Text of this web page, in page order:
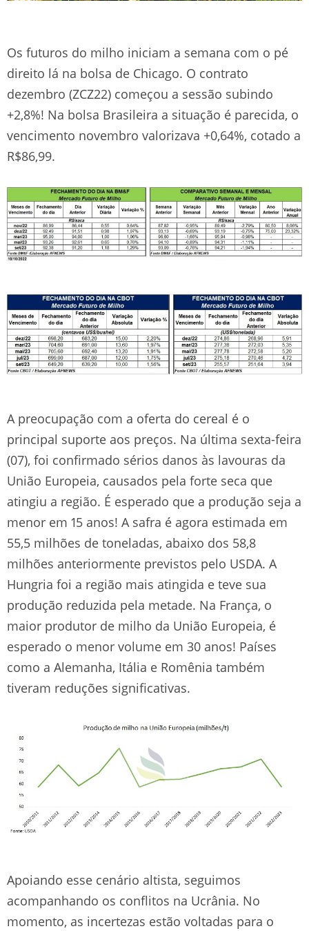
Os futuros do milho iniciam a semana com o pé
direito lá na bolsa de Chicago. O contrato
dezembro (ZCZ22) começou a sessão subindo
+2,8%! Na bolsa Brasileira a situação é parecida, o
vencimento novembro valorizava +0,64%, cotado a
R$86,99.
A preocupação com a oferta do cereal é o
principal suporte aos preços. Na última sexta-feira
(07), foi confirmado sérios danos às lavouras da
União Europeia, causados pela forte seca que
atingiu a região. É esperado que a produção seja a
menor em 15 anos! A safra é agora estimada em
55,5 milhões de toneladas, abaixo dos 58,8
milhões anteriormente previstos pelo USDA. A
Hungria foi a região mais atingida e teve sua
produção reduzida pela metade. Na França, o
maior produtor de milho da União Europeia, é
esperado o menor volume em 30 anos! Países
como a Alemanha, Itália e Romênia também
tiveram reduções significativas.
Apoiando esse cenário altista, seguimos
acompanhando os conflitos na Ucrânia. No
momento, as incertezas estão voltadas para o